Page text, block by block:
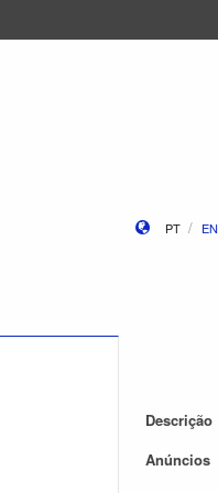
PT EN
Descrição
Anúncios